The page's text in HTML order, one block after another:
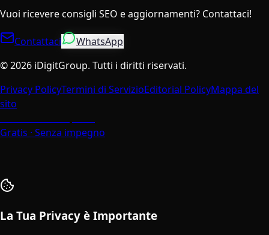
Vuoi ricevere consigli SEO e aggiornamenti? Contattaci!
Contattaci
WhatsApp
©2026 iDigitGroup. Tutti i diritti riservati.
Privacy PolicyTermini di ServizioEditorial PolicyMappa del
sito
Gratis · Senza impegno
La Tua Privacy è Importante